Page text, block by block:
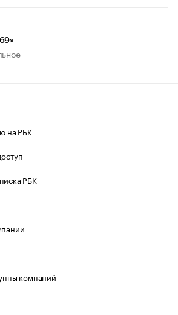
на РБК
РБК
компаний